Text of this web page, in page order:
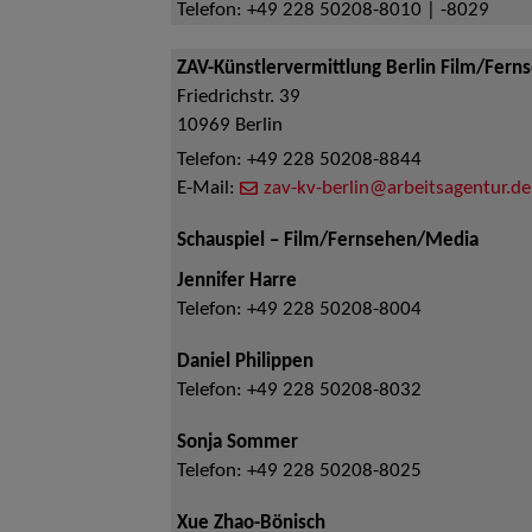
Telefon: +49 228 50208-8010 | -8029
ZAV-Künstlervermittlung Berlin Film/
Friedrichstr. 39
10969 Berlin
Telefon: +49 228 50208-8844
E-Mail:
zav-kv-berlin@arbeitsagentur.de
Schauspiel – Film/Fernsehen/Media
Jennifer Harre
Telefon: +49 228 50208-8004
Daniel Philippen
Telefon: +49 228 50208-8032
Sonja Sommer
Telefon: +49 228 50208-8025
Xue Zhao-Bönisch